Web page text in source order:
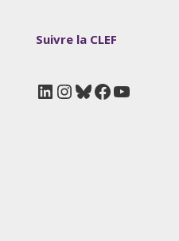
Suivre la CLEF
LinkedIn
Instagram
Bluesky
Facebook
YouTube